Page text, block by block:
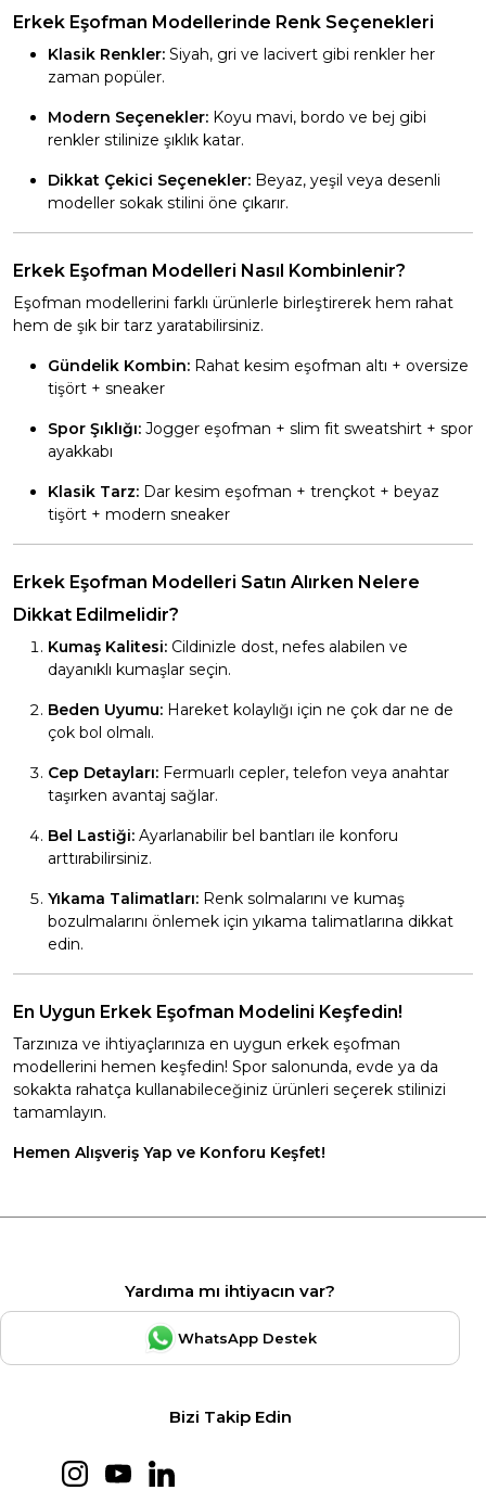
Erkek Eşofman Modellerinde Renk Seçenekleri
Klasik Renkler: Siyah, gri ve lacivert gibi renkler her
zaman popüler.
Modern Seçenekler: Koyu mavi, bordo ve bej gibi
renkler stilinize şıklık katar.
Dikkat Çekici Seçenekler: Beyaz, yeşil veya desenli
modeller sokak stilini öne çıkarır.
Erkek Eşofman Modelleri Nasıl Kombinlenir?
Eşofman modellerini farklı ürünlerle birleştirerek hem rahat
hem de şık bir tarz yaratabilirsiniz.
Gündelik Kombin: Rahat kesim eşofman altı + oversize
tişört + sneaker
Spor Şıklığı: Jogger eşofman + slim fit sweatshirt + spor
ayakkabı
Klasik Tarz: Dar kesim eşofman + trençkot + beyaz
tişört + modern sneaker
Erkek Eşofman Modelleri Satın Alırken Nelere
Dikkat Edilmelidir?
Kumaş Kalitesi: Cildinizle dost, nefes alabilen ve
dayanıklı kumaşlar seçin.
Beden Uyumu: Hareket kolaylığı için ne çok dar ne de
çok bol olmalı.
Cep Detayları: Fermuarlı cepler, telefon veya anahtar
taşırken avantaj sağlar.
Bel Lastiği: Ayarlanabilir bel bantları ile konforu
arttırabilirsiniz.
Yıkama Talimatları: Renk solmalarını ve kumaş
bozulmalarını önlemek için yıkama talimatlarına dikkat
edin.
En Uygun Erkek Eşofman Modelini Keşfedin!
Tarzınıza ve ihtiyaçlarınıza en uygun erkek eşofman
modellerini hemen keşfedin! Spor salonunda, evde ya da
sokakta rahatça kullanabileceğiniz ürünleri seçerek stilinizi
tamamlayın.
Hemen Alışveriş Yap ve Konforu Keşfet!
Yardıma mı ihtiyacın var?
WhatsApp Destek
Bizi Takip Edin